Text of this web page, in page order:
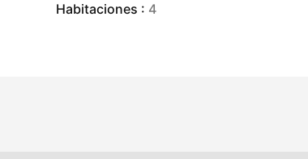
Habitaciones : 4